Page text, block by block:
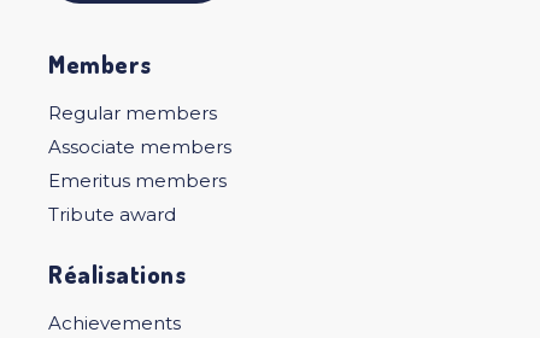
Members
Regular members
Associate members
Emeritus members
Tribute award
Réalisations
Achievements